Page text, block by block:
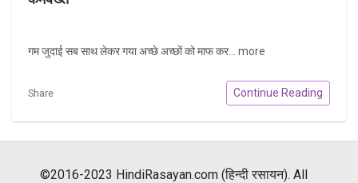
गम जुदाई सब साथ लेकर गया अच्छे अच्छों को माफ कर... more
Share Continue Reading
©2016-2023 HindiRasayan.com (हिन्दी रसायन). All